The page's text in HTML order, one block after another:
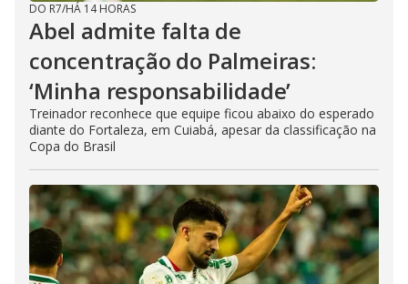
DO R7/HÁ 14 HORAS
Abel admite falta de
concentração do Palmeiras:
‘Minha responsabilidade’
Treinador reconhece que equipe ficou abaixo do esperado
diante do Fortaleza, em Cuiabá, apesar da classificação na
Copa do Brasil